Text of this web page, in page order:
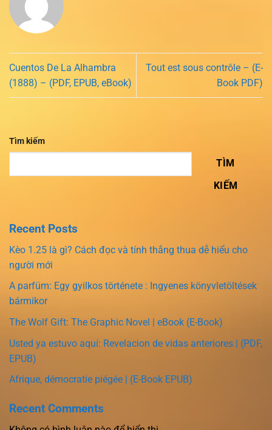
Cuentos De La Alhambra
(1888) – (PDF, EPUB, eBook)
Tout est sous contrôle – (E-
Book PDF)
Tìm kiếm
TÌM
KIẾM
Recent Posts
Kèo 1.25 là gì? Cách đọc và tính thắng thua dễ hiểu cho
người mới
A parfüm: Egy gyilkos története : Ingyenes könyvletöltések
bármikor
The Wolf Gift: The Graphic Novel | eBook (E-Book)
Usted ya estuvo aquí: Revelacion de vidas anteriores | (PDF,
EPUB)
Afrique, démocratie piégée | (E-Book EPUB)
Recent Comments